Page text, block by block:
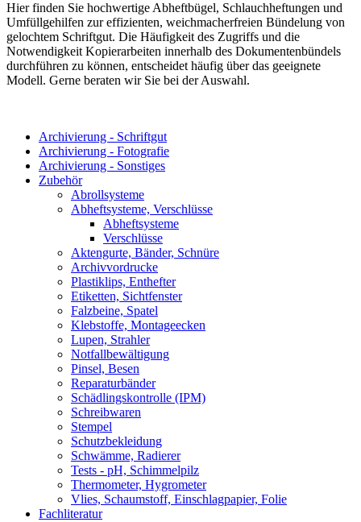
Hier finden Sie hochwertige Abheftbügel, Schlauchheftungen und
Umfüllgehilfen zur effizienten, weichmacherfreien Bündelung von
gelochtem Schriftgut. Die Häufigkeit des Zugriffs und die
Notwendigkeit Kopierarbeiten innerhalb des Dokumentenbündels
durchführen zu können, entscheidet häufig über das geeignete
Modell. Gerne beraten wir Sie bei der Auswahl.
Archivierung - Schriftgut
Archivierung - Fotografie
Archivierung - Sonstiges
Zubehör
Abrollsysteme
Abheftsysteme, Verschlüsse
Abheftsysteme
Verschlüsse
Aktengurte, Bänder, Schnüre
Archivvordrucke
Plastiklips, Enthefter
Etiketten, Sichtfenster
Falzbeine, Spatel
Klebstoffe, Montageecken
Lupen, Strahler
Notfallbewältigung
Pinsel, Besen
Reparaturbänder
Schädlingskontrolle (IPM)
Schreibwaren
Stempel
Schutzbekleidung
Schwämme, Radierer
Tests - pH, Schimmelpilz
Thermometer, Hygrometer
Vlies, Schaumstoff, Einschlagpapier, Folie
Fachliteratur